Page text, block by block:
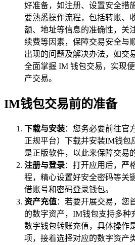
好准备，如注册、设置安全措
要熟悉操作流程，包括转账、
额、地址等信息的准确性，关
续费等因素，保障交易安全与
出现的问题及解决办法，如交
全面掌握 IM 钱包交易，实现
产交易。
IM钱包交易前的准备
下载与安装：您务必要前往官
正规平台）下载并安装IM钱包
是正版软件，以此来保障交易
注册与登录：打开应用后，严
程，精心设置好安全密码等关
借账号和密码登录钱包。
资产充值：若要开展交易，您
的数字资产，IM钱包支持多种
数字钱包转账充值，具体操作
项，接着选择对应的数字资产